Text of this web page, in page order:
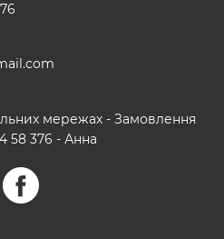
мережах - Замовлення
58 376 - Анна